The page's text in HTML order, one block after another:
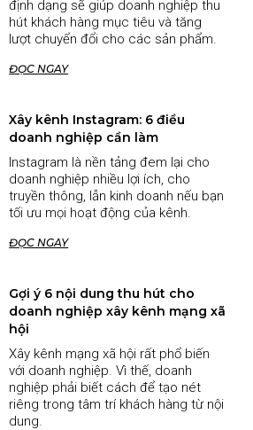
định dạng sẽ giúp doanh nghiệp thu
hút khách hàng mục tiêu và tăng
lượt chuyển đổi cho các sản phẩm.
ĐỌC NGAY
Xây kênh Instagram: 6 điều
doanh nghiệp cần làm
Instagram là nền tảng đem lại cho
doanh nghiệp nhiều lợi ích, cho
truyền thông, lẫn kinh doanh nếu bạn
tối ưu mọi hoạt động của kênh.
ĐỌC NGAY
Gợi ý 6 nội dung thu hút cho
doanh nghiệp xây kênh mạng xã
hội
Xây kênh mạng xã hội rất phổ biến
với doanh nghiệp. Vì thế, doanh
nghiệp phải biết cách để tạo nét
riêng trong tâm trí khách hàng từ nội
dung.